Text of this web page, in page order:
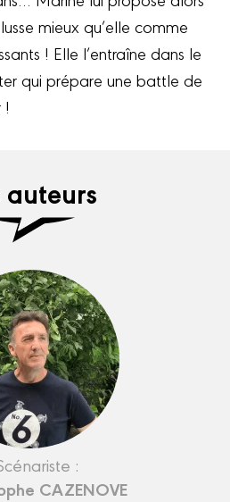
mieux qu’elle comme
! Elle l’entraîne dans le
qui prépare une battle de
!
auteurs
:
CAZENOVE